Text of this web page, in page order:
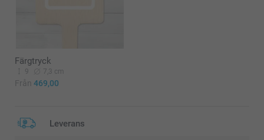
Färgtryck
9 7,3 cm
Från 469,00
Leverans